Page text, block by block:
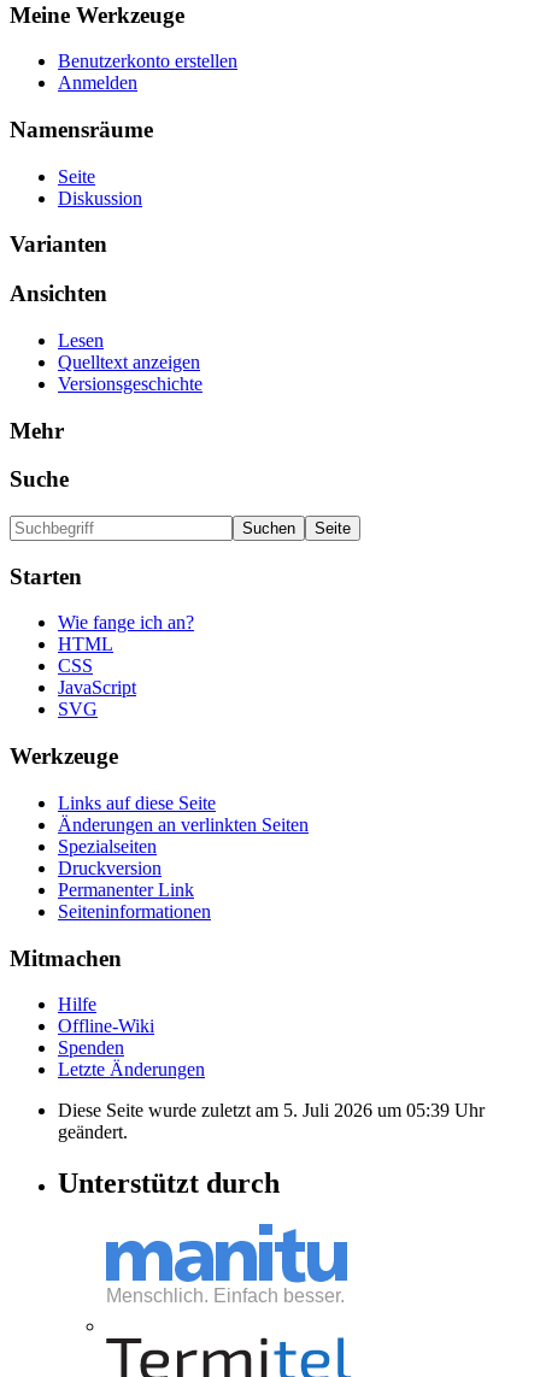
Meine Werkzeuge
Benutzerkonto erstellen
Anmelden
Namensräume
Seite
Diskussion
Varianten
Ansichten
Lesen
Quelltext anzeigen
Versionsgeschichte
Mehr
Suche
Starten
Wie fange ich an?
HTML
CSS
JavaScript
SVG
Werkzeuge
Links auf diese Seite
Änderungen an verlinkten Seiten
Spezialseiten
Druckversion
Permanenter Link
Seiten­informationen
Mitmachen
Hilfe
Offline-Wiki
Spenden
Letzte Änderungen
Diese Seite wurde zuletzt am 5. Juli 2026 um 05:39 Uhr
geändert.
Unterstützt durch